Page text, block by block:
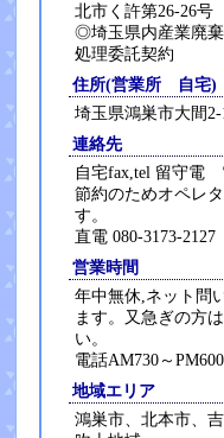
北市く許第26-26号
◎埼玉県内産業廃
処理委託契約
住所(営業所 自宅)
埼玉県鴻巣市大間2-
連絡先
自宅fax,tel 留守
節約のためオペレ
す。
直電 080-3173-2127
営業時間
年中無休,ネット問
ます。又急ぎの方
い。
電話AM730～
地域エリア
鴻巣市、北本市、